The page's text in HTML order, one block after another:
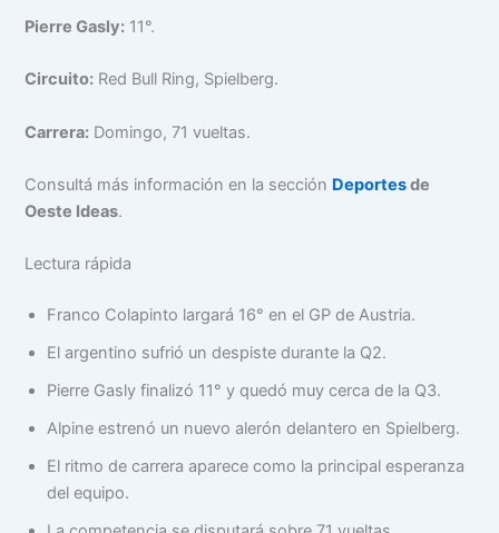
Pierre Gasly: 11°.
Circuito: Red Bull Ring, Spielberg.
Carrera: Domingo, 71 vueltas.
Consultá más información en la sección Deportesde
Oeste Ideas.
Lectura rápida
Franco Colapinto largará 16° en el GP de Austria.
El argentino sufrió un despiste durante la Q2.
Pierre Gasly finalizó 11° y quedó muy cerca de la Q3.
Alpine estrenó un nuevo alerón delantero en Spielberg.
El ritmo de carrera aparece como la principal esperanza
del equipo.